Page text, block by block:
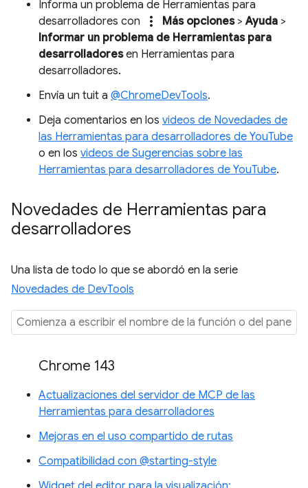
Informa un problema de Herramientas para
desarrolladores con
more_vert Más opciones>Ayuda >
Informar un problema de Herramientas para
desarrolladoresen Herramientas para
desarrolladores.
Envía un tuit a @ChromeDevTools.
Deja comentarios en los videos de Novedades de
las Herramientas para desarrolladores de YouTube
o en los videos de Sugerencias sobre las
Herramientas para desarrolladores de YouTube.
Novedades de Herramientas para
desarrolladores
Una lista de todo lo que se abordó en la serie
Novedades de DevTools
Chrome 143
Actualizaciones del servidor de MCP de las
Herramientas para desarrolladores
Mejoras en el uso compartido de rutas
Compatibilidad con @starting-style